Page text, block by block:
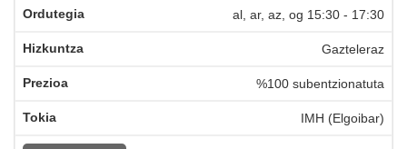
al, ar, az, og 15:30 - 17:30
Gazteleraz
%100 subentzionatuta
IMH (Elgoibar)